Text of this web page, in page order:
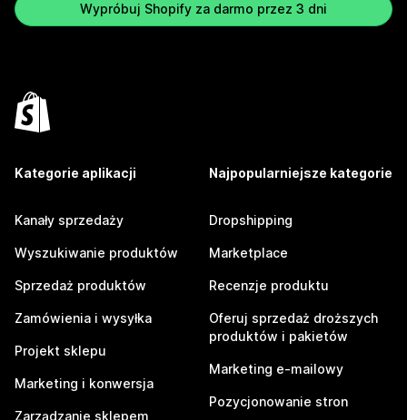
Wypróbuj Shopify za darmo przez 3 dni
Kategorie aplikacji
Kanały sprzedaży
Wyszukiwanie produktów
Sprzedaż produktów
Zamówienia i wysyłka
Projekt sklepu
Marketing i konwersja
Zarządzanie sklepem
Najpopularniejsze kategorie
Dropshipping
Marketplace
Recenzje produktu
Oferuj sprzedaż droższych
produktów i pakietów
Marketing e-mailowy
Pozycjonowanie stron